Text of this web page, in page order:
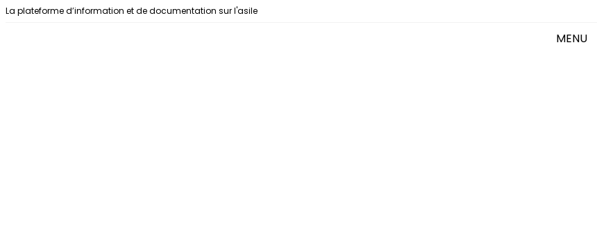
Aller au contenu
La plateforme d’information et de documentation sur l'asile
MENU